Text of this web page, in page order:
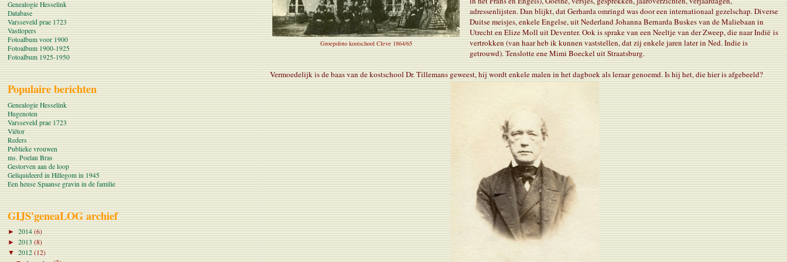
Groepsfoto kostschool Cleve 1864/65
adressenlijsten. Dan blijkt, dat Gerharda omringd was door een internationaal gezelschap. Diverse
Duitse meisjes, enkele Engelse, uit Nederland Johanna Bernarda Buskes van de Maliebaan in
Utrecht en Elize Moll uit Deventer. Ook is sprake van een Neeltje van der Zweep, die naar Indië is
vertrokken (van haar heb ik kunnen vaststellen, dat zij enkele jaren later in Ned. Indie is
getrouwd). Tenslotte ene Mimi Boeckel uit Straatsburg.
Vermoedelijk is de baas van de kostschool Dr. Tillemans geweest, hij wordt enkele malen in het dagboek als leraar genoemd. Is hij het, die hier is afgebeeld?
Genealogie Hesselink
Database
Varsseveld prae 1723
Vastlopers
Fotoalbum voor 1900
Fotoalbum 1900-1925
Fotoalbum 1925-1950
Populaire berichten
Genealogie Hesselink
Hugenoten
Varsseveld prae 1723
Viëtor
Reders
Publieke vrouwen
ms. Poelau Bras
Gestorven aan de loop
Geliquideerd in Hillegom in 1945
Een heuse Spaanse gravin in de familie
GIJS'geneaLOG archief
►2014(6)
►2013(8)
▼2012(12)